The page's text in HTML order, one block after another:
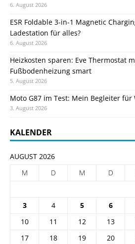
6. August 2026
ESR Foldable 3-in-1 Magnetic
Ladestation für alles?
6. August 2026
Heizkosten sparen: Eve Thermostat
Fußbodenheizung smart
5. August 2026
Moto G87 im Test: Mein Begleiter für
3. August 2026
KALENDER
AUGUST 2026
M
D M D
3
4 5 6
10
11 12 13
17
18 19 20